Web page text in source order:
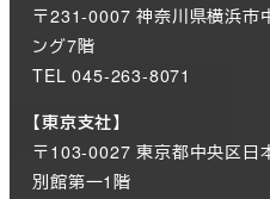
〒231-0007 神奈川県横浜市
ング7階
TEL 045-263-8071
【東京支社】
〒103-0027 東京都中央区日
別館第一1階